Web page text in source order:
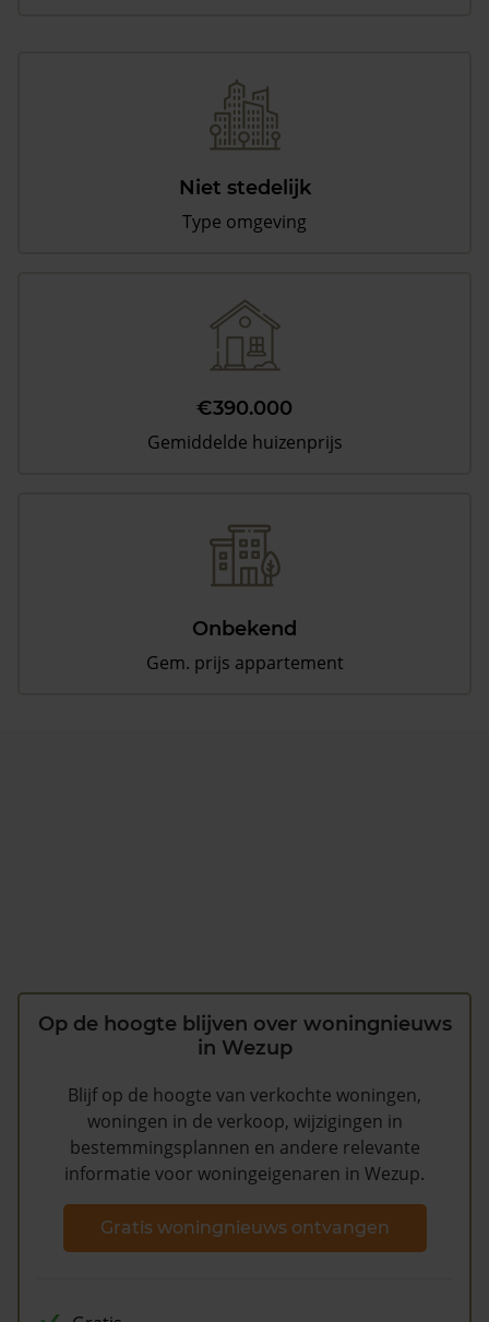
Niet stedelijk
Type omgeving
€390.000
Gemiddelde huizenprijs
Onbekend
Gem. prijs appartement
Op de hoogte blijven over woningnieuws
in Wezup
Blijf op de hoogte van verkochte woningen,
woningen in de verkoop, wijzigingen in
bestemmingsplannen en andere relevante
informatie voor woningeigenaren in Wezup.
Gratis woningnieuws ontvangen